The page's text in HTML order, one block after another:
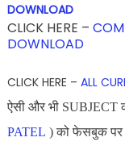
DOWNLOAD
CLICK HERE –
DOWNLOAD
CLICK HERE – ALL
ऐसी और भी SUBJECT
PATEL ) को फेसबुक पर